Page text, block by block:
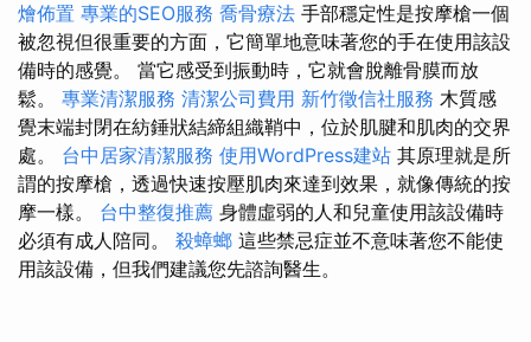
燴佈置 專業的SEO服務 喬骨療法 手部穩定性是按摩槍一個
被忽視但很重要的方面，它簡單地意味著您的手在使用該設
備時的感覺。 當它感受到振動時，它就會脫離骨膜而放
鬆。 專業清潔服務 清潔公司費用 新竹徵信社服務 木質感
覺末端封閉在紡錘狀結締組織鞘中，位於肌腱和肌肉的交界
處。 台中居家清潔服務 使用WordPress建站 其原理就是所
謂的按摩槍，透過快速按壓肌肉來達到效果，就像傳統的按
摩一樣。 台中整復推薦 身體虛弱的人和兒童使用該設備時
必須有成人陪同。 殺蟑螂 這些禁忌症並不意味著您不能使
用該設備，但我們建議您先諮詢醫生。